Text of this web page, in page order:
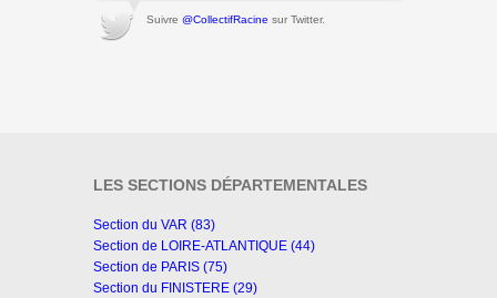
Suivre @CollectifRacine sur Twitter.
LES SECTIONS DÉPARTEMENTALES
Section du VAR (83)
Section de LOIRE-ATLANTIQUE (44)
Section de PARIS (75)
Section du FINISTERE (29)